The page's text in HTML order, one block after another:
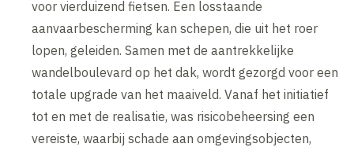
voor vierduizend fietsen. Een losstaande
aanvaarbescherming kan schepen, die uit het roer
lopen, geleiden. Samen met de aantrekkelijke
wandelboulevard op het dak, wordt gezorgd voor een
totale upgrade van het maaiveld. Vanaf het initiatief
tot en met de realisatie, was risicobeheersing een
vereiste, waarbij schade aan omgevingsobjecten,